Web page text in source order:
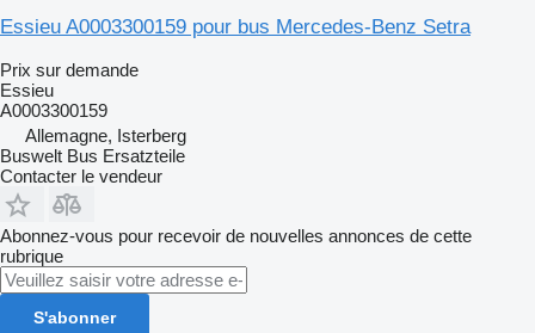
Essieu A0003300159 pour bus Mercedes-Benz Setra
Prix sur demande
Essieu
A0003300159
Allemagne, Isterberg
Buswelt Bus Ersatzteile
Contacter le vendeur
Abonnez-vous pour recevoir de nouvelles annonces de cette
rubrique
S'abonner